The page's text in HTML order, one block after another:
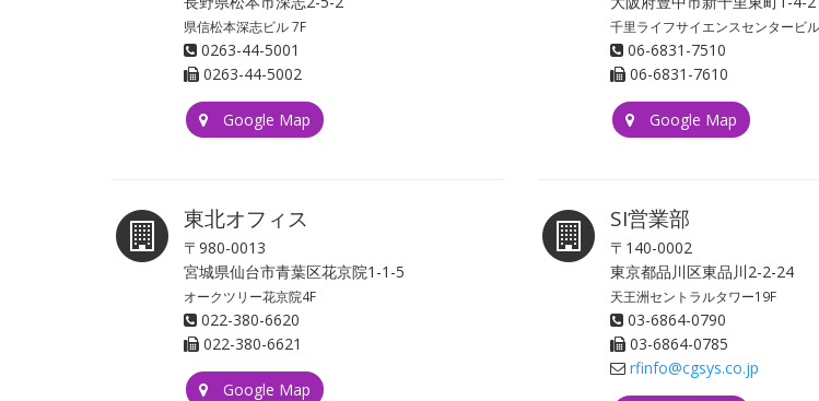
県信松本深志ビル 7F
0263-44-5001
0263-44-5002
Google Map
千里ライフサイエンスセンタービ
06-6831-7510
06-6831-7610
Google Map
東北オフィス
〒980-0013
宮城県仙台市青葉区花京院1-1-5
オークツリー花京院4F
022-380-6620
022-380-6621
Google Map
SI営業部
〒140-0002
東京都品川区東品川2-2-24
天王洲セントラルタワー19F
03-6864-0790
03-6864-0785
rfinfo@cgsys.co.jp